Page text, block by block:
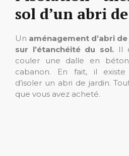
sol d’un abri
Un aménagement d’abri
sur l’étanchéité du sol. Il
couler une dalle en
cabanon. En fait, il existe
d’isoler un abri de jardin.
que vous avez acheté.